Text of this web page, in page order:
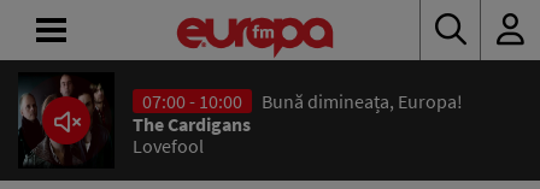
07:00 - 10:00
Bună dimineața, Europa!
The Cardigans
Lovefool
ACASĂ
ȘTIRI